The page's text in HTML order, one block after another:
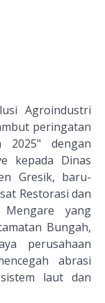
Agroindustri
peringatan
2025" dengan
kepada Dinas
Gresik, baru-
Restorasi dan
Mengare yang
Bungah,
perusahaan
abrasi
laut dan